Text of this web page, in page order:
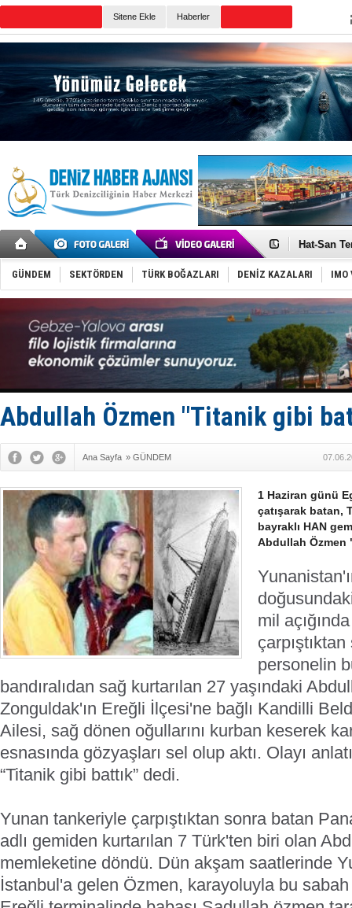
Sitene Ekle Haberler
Türk
Hat-San
Med
Tekne, su
Dışişleri
Depo ve
SES
Kargıcak
İstanbul:
GÜNDEM SEKTÖRDEN TÜRK BOĞAZLARI DENİZ KAZALARI IMO
Abdullah Özmen "Titanik gibi
Ana Sayfa » GÜNDEM
1 Haziran günü
çatışarak batan,
bayraklı HAN
Abdullah Özmen
mil
personelin
bandıralıdan sağ kurtarılan 27 yaşındaki
Zonguldak'ın Ereğli İlçesi'ne bağlı Kandilli
Ailesi, sağ dönen oğullarını kurban keserek
esnasında gözyaşları sel olup aktı. Olayı
“Titanik gibi battık” dedi.
Yunan tankeriyle çarpıştıktan sonra batan
adlı gemiden kurtarılan 7 Türk'ten biri olan
memleketine döndü. Dün akşam saatlerinde
İstanbul'a gelen Özmen, karayoluyla bu